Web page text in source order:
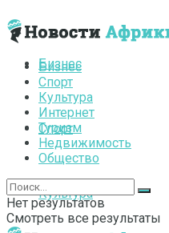
Бизнес
Спорт
Культура
Бизнес
Спорт
Культура
Интернет
Туризм
Недвижимость
Общество
Нет результатов
Смотреть все результаты